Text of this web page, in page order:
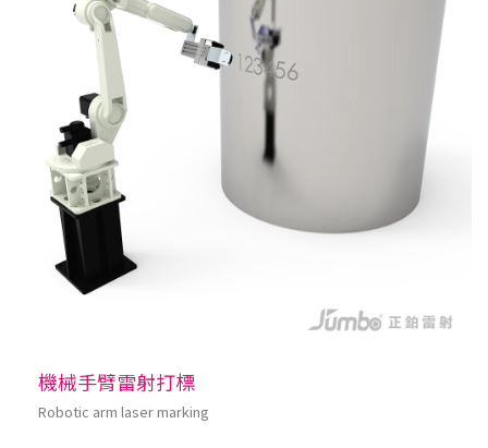
機械手臂雷射打標
Robotic arm laser marking